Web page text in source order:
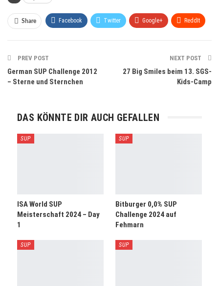
Share Facebook Twitter Google+ ReddIt
PREV POST
German SUP Challenge 2012
– Sterne und Sternchen
NEXT POST
27 Big Smiles beim 13. SGS-
Kids-Camp
DAS KÖNNTE DIR AUCH GEFALLEN
SUP
ISA World SUP
Meisterschaft 2024 – Day
1
SUP
Bitburger 0,0% SUP
Challenge 2024 auf
Fehmarn
SUP SUP